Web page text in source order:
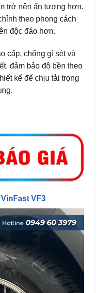
trở nên ấn tượng hơn.
theo phong cách
độc đáo hơn.
cấp, chống gỉ sét và
đảm bảo độ bền theo
kế để chịu tải trọng
VF3